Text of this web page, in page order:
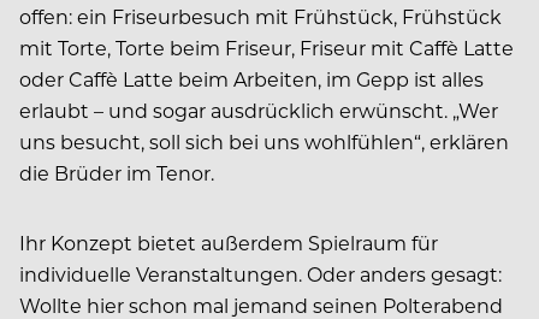
offen: ein Friseurbesuch mit Frühstück, Frühstück
mit Torte, Torte beim Friseur, Friseur mit Caffè Latte
oder Caffè Latte beim Arbeiten, im Gepp ist alles
erlaubt – und sogar ausdrücklich erwünscht. „Wer
uns besucht, soll sich bei uns wohlfühlen“, erklären
die Brüder im Tenor.
Ihr Konzept bietet außerdem Spielraum für
individuelle Veranstaltungen. Oder anders gesagt:
Wollte hier schon mal jemand seinen Polterabend